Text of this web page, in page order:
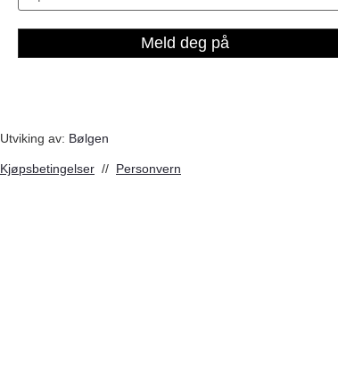
Utviking av: Bølgen
Kjøpsbetingelser // Personvern